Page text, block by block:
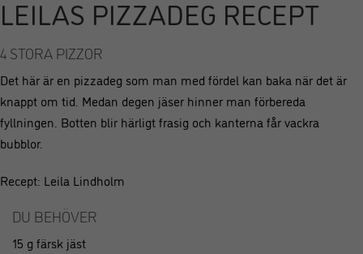
LEILAS PIZZADEG RECEPT
4 STORA PIZZOR
Det här är en pizzadeg som man med fördel kan baka när det är
knappt om tid. Medan degen jäser hinner man förbereda
fyllningen. Botten blir härligt frasig och kanterna får vackra
bubblor.
Recept: Leila Lindholm
DU BEHÖVER
15 g färsk jäst